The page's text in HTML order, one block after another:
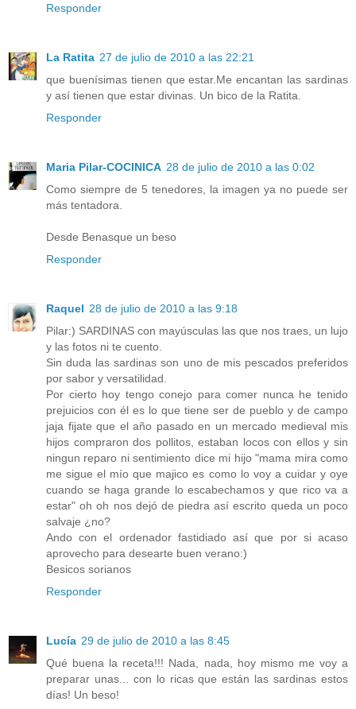
Responder
La Ratita 27 de julio de 2010 a las 22:21
que buenísimas tienen que estar.Me encantan las sardinas
y así tienen que estar divinas. Un bico de la Ratita.
Responder
Maria Pilar-COCINICA 28 de julio de 2010 a las 0:02
Como siempre de 5 tenedores, la imagen ya no puede ser
más tentadora.
Desde Benasque un beso
Responder
Raquel 28 de julio de 2010 a las 9:18
Pilar:) SARDINAS con mayúsculas las que nos traes, un lujo
y las fotos ni te cuento.
Sin duda las sardinas son uno de mis pescados preferidos
por sabor y versatilidad.
Por cierto hoy tengo conejo para comer nunca he tenido
prejuicios con él es lo que tiene ser de pueblo y de campo
jaja fijate que el año pasado en un mercado medieval mis
hijos compraron dos pollitos, estaban locos con ellos y sin
ningun reparo ni sentimiento dice mi hijo "mama mira como
me sigue el mío que majico es como lo voy a cuidar y oye
cuando se haga grande lo escabechamos y que rico va a
estar" oh oh nos dejó de piedra así escrito queda un poco
salvaje ¿no?
Ando con el ordenador fastidiado así que por si acaso
aprovecho para desearte buen verano:)
Besicos sorianos
Responder
Lucía 29 de julio de 2010 a las 8:45
Qué buena la receta!!! Nada, nada, hoy mismo me voy a
preparar unas... con lo ricas que están las sardinas estos
días! Un beso!